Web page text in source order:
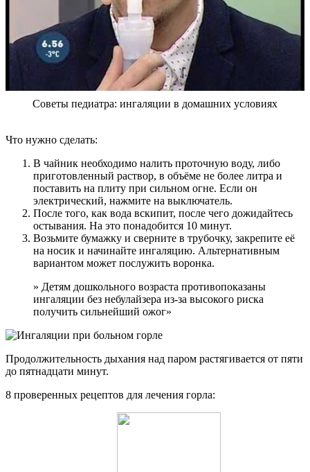
Советы педиатра: ингаляции в домашних условиях
Что нужно сделать:
В чайник необходимо налить проточную воду, либо
приготовленный раствор, в объёме не более литра и
поставить на плиту при сильном огне. Если он
электрический, нажмите на выключатель.
После того, как вода вскипит, после чего дожидайтесь
остывания. На это понадобится 10 минут.
Возьмите бумажку и сверните в трубочку, закрепите её
на носик и начинайте ингаляцию. Альтернативным
вариантом может послужить воронка.
» Детям дошкольного возраста противопоказаны
ингаляции без небулайзера из-за высокого риска
получить сильнейший ожог»
Продолжительность дыхания над паром растягивается от пяти
до пятнадцати минут.
8 проверенных рецептов для лечения горла: